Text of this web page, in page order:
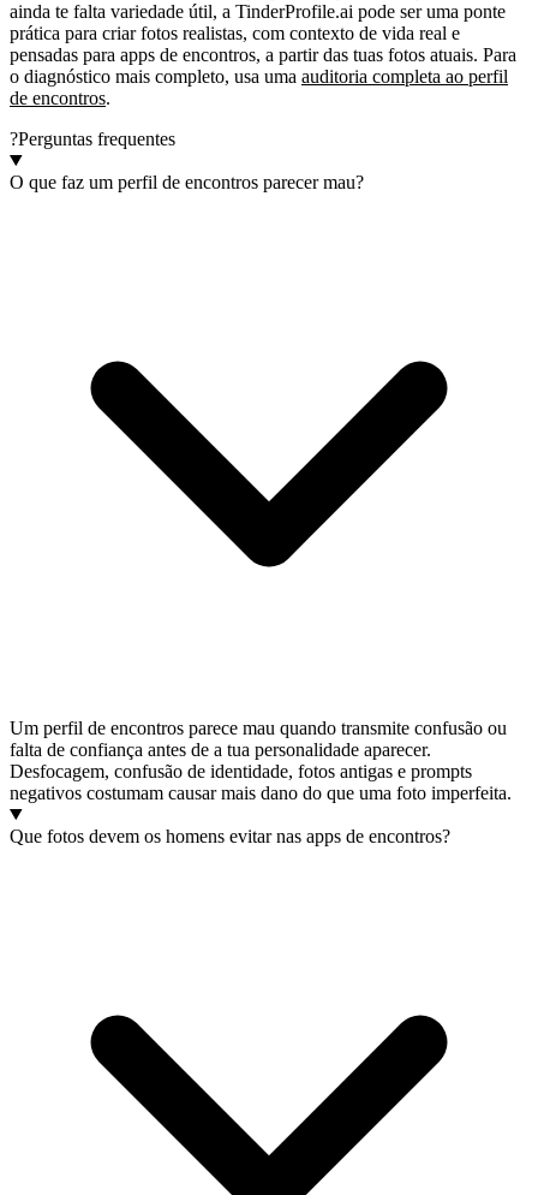
ainda te falta variedade útil, a TinderProfile.ai pode ser uma ponte
prática para criar fotos realistas, com contexto de vida real e
pensadas para apps de encontros, a partir das tuas fotos atuais. Para
o diagnóstico mais completo, usa uma auditoria completa ao perfil
de encontros.
?Perguntas frequentes
O que faz um perfil de encontros parecer mau?
Um perfil de encontros parece mau quando transmite confusão ou
falta de confiança antes de a tua personalidade aparecer.
Desfocagem, confusão de identidade, fotos antigas e prompts
negativos costumam causar mais dano do que uma foto imperfeita.
Que fotos devem os homens evitar nas apps de encontros?